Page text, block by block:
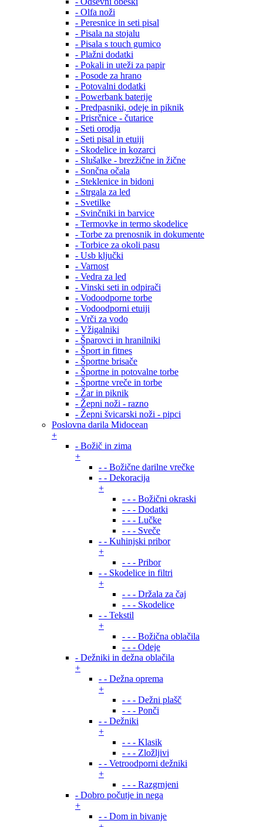
- Olfa noži
- Peresnice in seti pisal
- Pisala na stojalu
- Pisala s touch gumico
- Plažni dodatki
- Pokali in uteži za papir
- Posode za hrano
- Potovalni dodatki
- Powerbank baterije
- Predpasniki, odeje in piknik
- Prisrčnice - čutarice
- Seti orodja
- Seti pisal in etuiji
- Skodelice in kozarci
- Slušalke - brezžične in žične
- Sončna očala
- Steklenice in bidoni
- Strgala za led
- Svetilke
- Svinčniki in barvice
- Termovke in termo skodelice
- Torbe za prenosnik in dokumente
- Torbice za okoli pasu
- Usb ključki
- Varnost
- Vedra za led
- Vinski seti in odpirači
- Vodoodporne torbe
- Vodoodporni etuiji
- Vrči za vodo
- Vžigalniki
- Šparovci in hranilniki
- Šport in fitnes
- Športne brisače
- Športne in potovalne torbe
- Športne vreče in torbe
- Žar in piknik
- Žepni noži - razno
- Žepni švicarski noži - pipci
Poslovna darila Midocean
+
- Božič in zima
+
- - Božične darilne vrečke
- - Dekoracija
+
- - - Božični okraski
- - - Dodatki
- - - Lučke
- - - Sveče
- - Kuhinjski pribor
+
- - - Pribor
- - Skodelice in filtri
+
- - - Držala za čaj
- - - Skodelice
- - Tekstil
+
- - - Božična oblačila
- - - Odeje
- Dežniki in dežna oblačila
+
- - Dežna oprema
+
- - - Dežni plašč
- - - Ponči
- - Dežniki
+
- - - Klasik
- - - Zložljivi
- - Vetroodporni dežniki
+
- - - Razgrnjeni
- Dobro počutje in nega
+
- - Dom in bivanje